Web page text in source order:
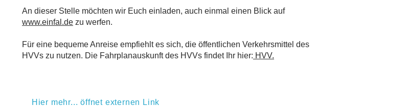
An dieser Stelle möchten wir Euch einladen, auch einmal einen Blick auf
www.einfal.de zu werfen.
Für eine bequeme Anreise empfiehlt es sich, die öffentlichen Verkehrsmittel des
HVVs zu nutzen. Die Fahrplanauskunft des HVVs findet Ihr hier: HVV.
Hier mehr... öffnet externen Link